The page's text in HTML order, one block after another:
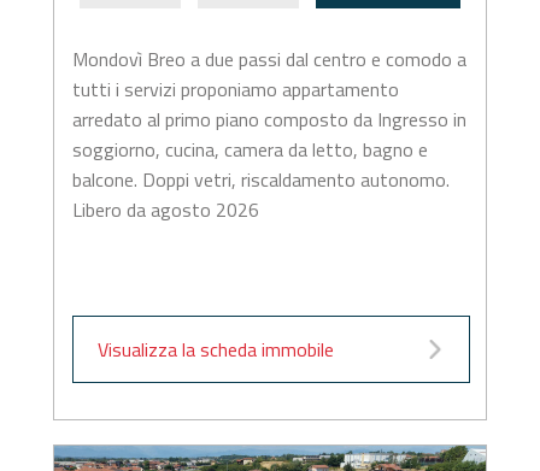
Mondovì Breo a due passi dal centro e comodo a
tutti i servizi proponiamo appartamento
arredato al primo piano composto da Ingresso in
soggiorno, cucina, camera da letto, bagno e
balcone. Doppi vetri, riscaldamento autonomo.
Libero da agosto 2026
Visualizza la scheda immobile